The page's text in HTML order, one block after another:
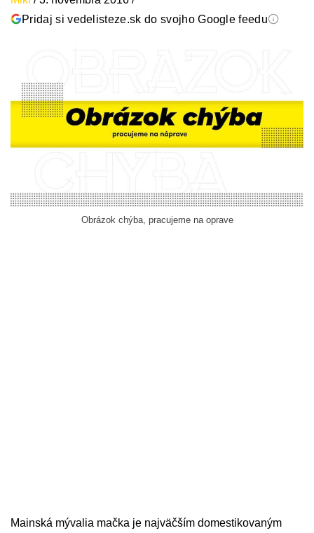
Pridaj si vedelisteze.sk do svojho Google feedu
Obrázok chýba, pracujeme na oprave
Mainská mývalia mačka je najväčším domestikovaným